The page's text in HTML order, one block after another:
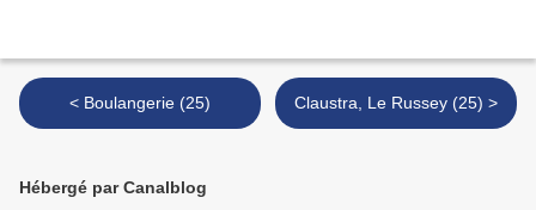
< Boulangerie (25) Claustra, Le Russey (25) >
Hébergé par Canalblog